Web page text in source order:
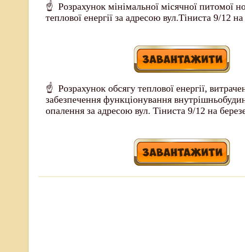
☝ Розрахунок мінімальної місячної питомої
теплової енергії за адресою вул.Тіниста 9/12
☝ Розрахунок обсягу теплової енергії,
забезпечення функціонування
опалення за адресою вул. Тіниста 9/12 на